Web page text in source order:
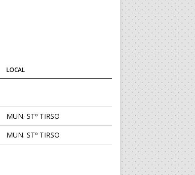
LOCAL
MUN. STº TIRSO
MUN. STº TIRSO